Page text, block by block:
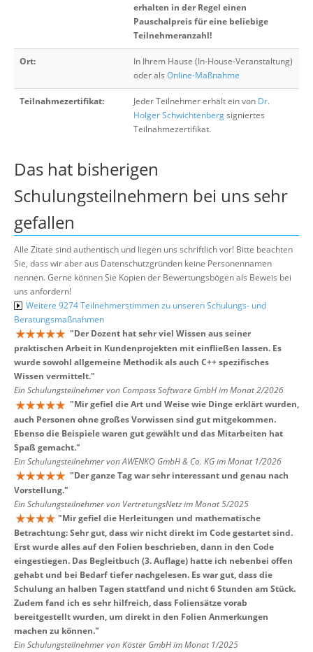
erhalten in der Regel einen
Pauschalpreis für eine beliebige
Teilnehmeranzahl!
Ort:
In Ihrem Hause (In-House-Veranstaltung)
oder als Online-Maßnahme
Teilnahmezertifikat: Jeder Teilnehmer erhält ein von Dr.
Holger Schwichtenbergsigniertes
Teilnahmezertifikat.
Das hat bisherigen
Schulungsteilnehmern bei uns sehr
gefallen
Alle Zitate sind authentisch und liegen uns schriftlich vor! Bitte beachten
Sie, dass wir aber aus Datenschutzgründen keine Personennamen
nennen. Gerne können Sie Kopien der Bewertungsbögen als Beweis bei
uns anfordern!
Weitere 9274 Teilnehmerstimmen zu unseren Schulungs- und
Beratungsmaßnahmen
"Der Dozent hat sehr viel Wissen aus seiner
praktischen Arbeit in Kundenprojekten mit einfließen lassen. Es
wurde sowohl allgemeine Methodik als auch C++ spezifisches
Wissen vermittelt."
Ein Schulungsteilnehmer von Compass Software GmbH im Monat 2/2026
"Mir gefiel die Art und Weise wie Dinge erklärt wurden,
auch Personen ohne großes Vorwissen sind gut mitgekommen.
Ebenso die Beispiele waren gut gewählt und das Mitarbeiten hat
Spaß gemacht."
Ein Schulungsteilnehmer von AWENKO GmbH & Co. KG im Monat 1/2026
"Der ganze Tag war sehr interessant und genau nach
Vorstellung."
Ein Schulungsteilnehmer von VertretungsNetz im Monat 5/2025
"Mir gefiel die Herleitungen und mathematische
Betrachtung: Sehr gut, dass wir nicht direkt im Code gestartet sind.
Erst wurde alles auf den Folien beschrieben, dann in den Code
eingestiegen. Das Begleitbuch (3. Auflage) hatte ich nebenbei offen
gehabt und bei Bedarf tiefer nachgelesen. Es war gut, dass die
Schulung an halben Tagen stattfand und nicht 6 Stunden am Stück.
Zudem fand ich es sehr hilfreich, dass Foliensätze vorab
bereitgestellt wurden, um direkt in den Folien Anmerkungen
machen zu können."
Ein Schulungsteilnehmer von Köster GmbH im Monat 1/2025